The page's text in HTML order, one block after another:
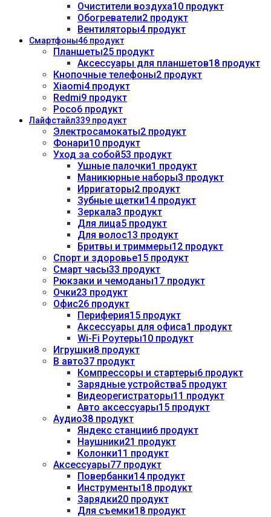
Очистители воздуха10 продукт
Обогреватели2 продукт
Вентиляторы4 продукт
Смартфоны46 продукт
Планшеты25 продукт
Аксессуары для планшетов18 продукт
Кнопочные телефоны2 продукт
Xiaomi4 продукт
Redmi9 продукт
Poco6 продукт
Лайфстайл339 продукт
Электросамокаты2 продукт
Фонари10 продукт
Уход за собой53 продукт
Ушные палочки1 продукт
Маникюрные наборы3 продукт
Ирригаторы2 продукт
Зубные щетки14 продукт
Зеркала3 продукт
Для лица5 продукт
Для волос13 продукт
Бритвы и триммеры12 продукт
Спорт и здоровье15 продукт
Смарт часы33 продукт
Рюкзаки и чемоданы17 продукт
Очки23 продукт
Офис26 продукт
Периферия15 продукт
Аксессуары для офиса1 продукт
Wi-Fi Роутеры10 продукт
Игрушки8 продукт
В авто37 продукт
Компрессоры и стартеры6 продукт
Зарядные устройства5 продукт
Видеорегистраторы11 продукт
Авто аксессуары15 продукт
Аудио38 продукт
Яндекс станции6 продукт
Наушники21 продукт
Колонки11 продукт
Аксессуары77 продукт
Повербанки14 продукт
Инструменты18 продукт
Зарядки20 продукт
Для съемки18 продукт